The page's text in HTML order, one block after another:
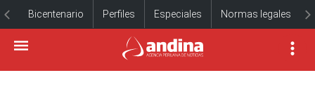
Bicentenario Perfiles Especiales Normas legales